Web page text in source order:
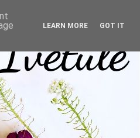
LEARN MORE GOT IT